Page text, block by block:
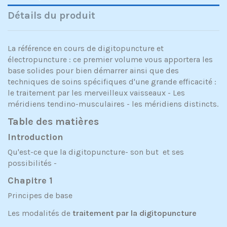
Détails du produit
La référence en cours de digitopuncture et
électropuncture : ce premier volume vous apportera les
base solides pour bien démarrer ainsi que des
techniques de soins spécifiques d'une grande efficacité :
le traitement par les merveilleux vaisseaux - Les
méridiens tendino-musculaires - les méridiens distincts.
Table des matières
Introduction
Qu'est-ce que la digitopuncture- son but et ses
possibilités -
Chapitre 1
Principes de base
Les modalités de traitement par la digitopuncture